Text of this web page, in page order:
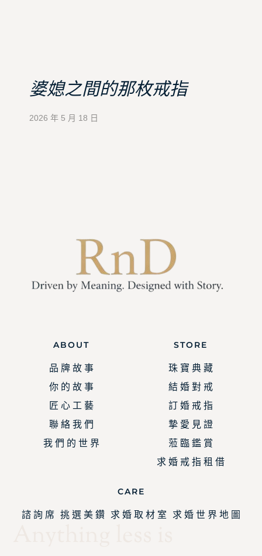
婆媳之間的那枚戒指
2026 年 5 月 18 日
ABOUT
品 牌 故 事
你 的 故 事
匠 心 工 藝
聯 絡 我 們
我 們 的 世 界
STORE
珠 寶 典 藏
結 婚 對 戒
訂 婚 戒 指
摯 愛 見 證
蒞 臨 鑑 賞
求 婚 戒 指 租 借
CARE
諮 詢 席 挑 選 美 鑽 求 婚 取 材 室 求 婚 世 界 地 圖